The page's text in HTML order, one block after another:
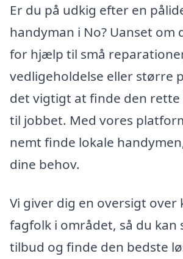
Er du på udkig efter en
handyman i No? Uanset om
for hjælp til små
vedligeholdelse eller større
det vigtigt at finde den
til jobbet. Med vores
nemt finde lokale
dine behov.
Vi giver dig en oversigt over
fagfolk i området, så du kan
tilbud og finde den bedste